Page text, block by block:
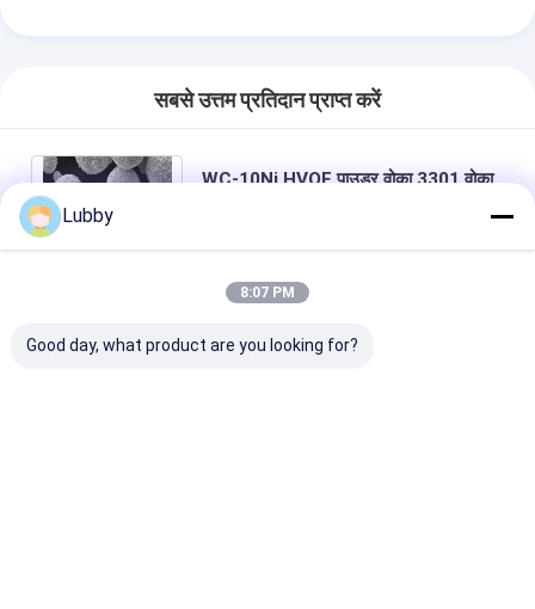
सबसे उत्तम प्रतिदान प्राप्त करें
WC-10Ni HVOF पाउडर वोका 3301 वोका
3307 के बराबर
चैट करना
Lubby
8:07 PM
Good day, what product are you looking for?